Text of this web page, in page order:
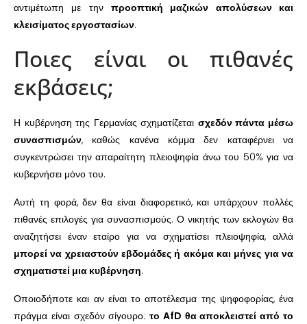
αντιμέτωπη με την προοπτική μαζικών απολύσεων και
κλεισίματος εργοστασίων.
Ποιες είναι οι πιθανές
εκβάσεις;
Η κυβέρνηση της Γερμανίας σχηματίζεται σχεδόν πάντα μέσω
συνασπισμών, καθώς κανένα κόμμα δεν καταφέρνει να
συγκεντρώσει την απαραίτητη πλειοψηφία άνω του 50% για να
κυβερνήσει μόνο του.
Αυτή τη φορά, δεν θα είναι διαφορετικό, και υπάρχουν πολλές
πιθανές επιλογές για συνασπισμούς. Ο νικητής των εκλογών θα
αναζητήσει έναν εταίρο για να σχηματίσει πλειοψηφία, αλλά
μπορεί να χρειαστούν εβδομάδες ή ακόμα και μήνες για να
σχηματιστεί μια κυβέρνηση.
Οποιοδήποτε και αν είναι το αποτέλεσμα της ψηφοφορίας, ένα
πράγμα είναι σχεδόν σίγουρο:το AfD θα αποκλειστεί από το